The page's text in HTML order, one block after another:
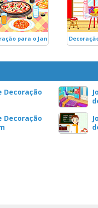
para o Jantar 2
Decoração
Decoração